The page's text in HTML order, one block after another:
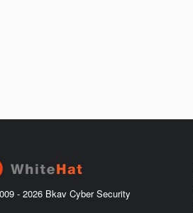
- 2026 Bkav Cyber Security